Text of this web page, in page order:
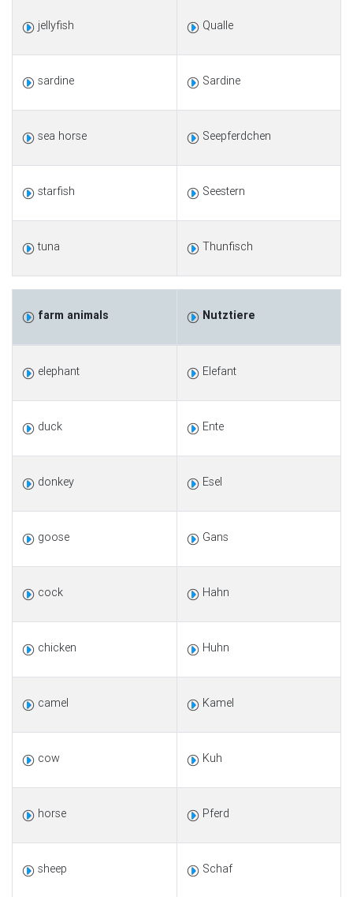
jellyfish Qualle
sardine Sardine
sea horse Seepferdchen
starfish Seestern
tuna Thunfisch
farm animals Nutztiere
elephant Elefant
duck Ente
donkey Esel
goose Gans
cock Hahn
chicken Huhn
camel Kamel
cow Kuh
horse Pferd
sheep Schaf